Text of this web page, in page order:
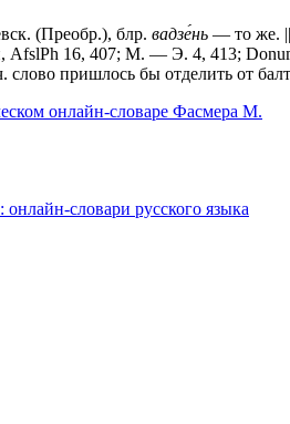
(Преобр.), блр. вадзе́нь — то же. ||
AfslPh 16, 407; М. — Э. 4, 413;
пришлось бы отделить от
онлайн-словаре Фасмера М.
словари русского языка